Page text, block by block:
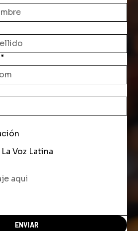
*
Voz Latina
ENVIAR